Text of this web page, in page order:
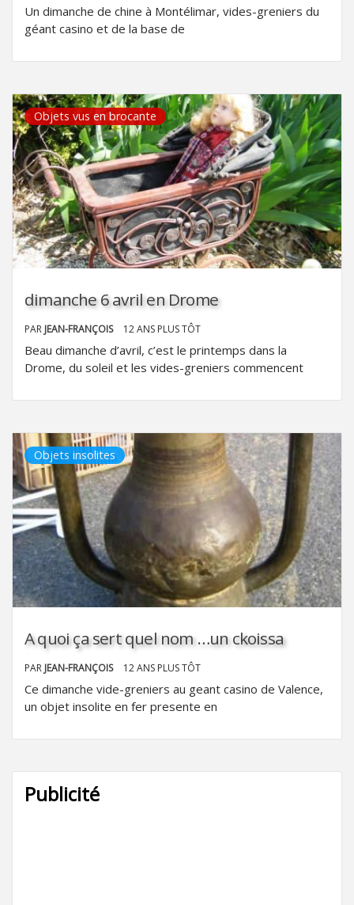
Un dimanche de chine à Montélimar, vides-greniers du
géant casino et de la base de
Objets vus en brocante
dimanche 6 avril en Drome
PAR JEAN-FRANÇOIS 12 ANS PLUS TÔT
Beau dimanche d’avril, c’est le printemps dans la
Drome, du soleil et les vides-greniers commencent
Objets insolites
A quoi ça sert quel nom …un ckoissa
PAR JEAN-FRANÇOIS 12 ANS PLUS TÔT
Ce dimanche vide-greniers au geant casino de Valence,
un objet insolite en fer presente en
Publicité